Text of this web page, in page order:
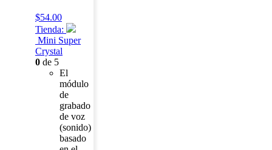
$54.00
Tienda:
Mini Super
Crystal
0 de 5
El
módulo
de
grabado
de voz
(sonido)
basado